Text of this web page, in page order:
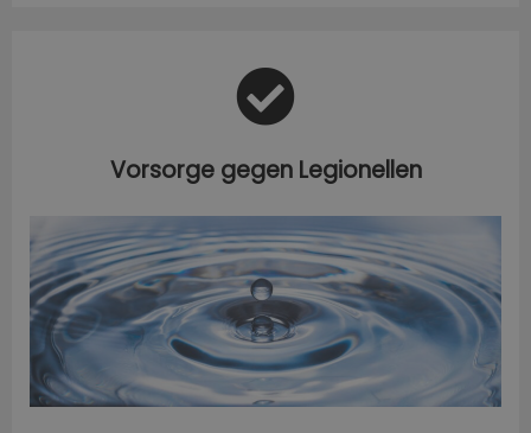
Vorsorge gegen Legionellen